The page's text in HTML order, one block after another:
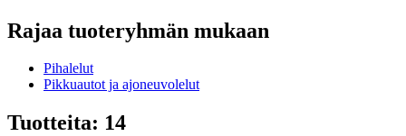
Rajaa tuoteryhmän mukaan
Pihalelut
Pikkuautot ja ajoneuvolelut
Tuotteita: 14